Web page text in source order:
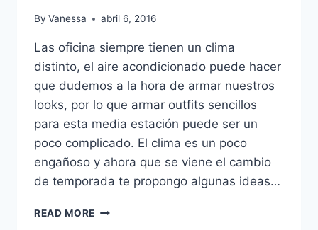
By Vanessa abril 6, 2016
Las oficina siempre tienen un clima
distinto, el aire acondicionado puede hacer
que dudemos a la hora de armar nuestros
looks, por lo que armar outfits sencillos
para esta media estación puede ser un
poco complicado. El clima es un poco
engañoso y ahora que se viene el cambio
de temporada te propongo algunas ideas…
READ MORE LOOKS